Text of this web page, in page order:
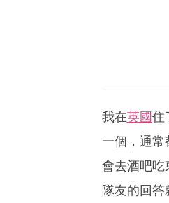
我在英國住
一個，通常
會去酒吧吃
隊友的回答